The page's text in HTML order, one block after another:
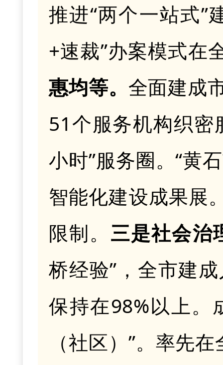
推进“两个一站式”
+速裁”办案模式在
惠均等。 全面建成
51个服务机构织密
小时”服务圈。“黄
智能化建设成果展
限制。 三是社会治
桥经验”，全市建
保持在98%以上。
（社区）”。率先